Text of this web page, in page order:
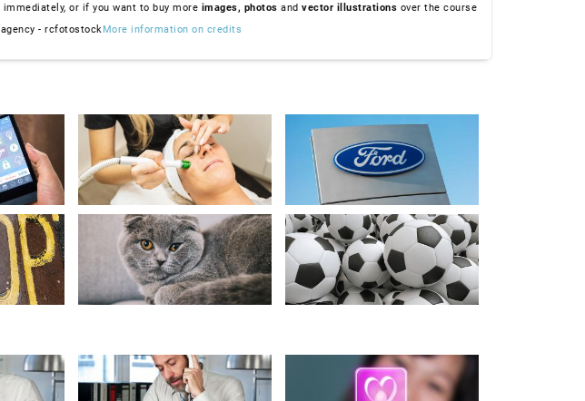
or if you want to buy more images, photos and vector illustrations over the course
- rcfotostockMore information on credits